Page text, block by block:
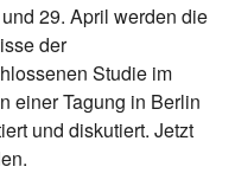
29. April werden die
der
Studie im
einer Tagung in Berlin
und diskutiert. Jetzt